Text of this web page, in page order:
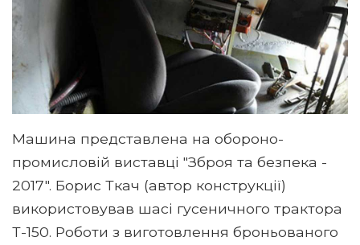
Машина представлена ​​на обороно-
промисловій виставці "Зброя та безпека -
2017". Борис Ткач (автор конструкції)
використовував шасі гусеничного трактора
Т-150. Роботи з виготовлення броньованого